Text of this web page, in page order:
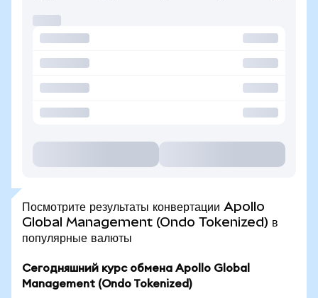
Посмотрите результаты конвертации Apollo
Global Management (Ondo Tokenized) в
популярные валюты
Сегодняшний курс обмена Apollo Global
Management (Ondo Tokenized)